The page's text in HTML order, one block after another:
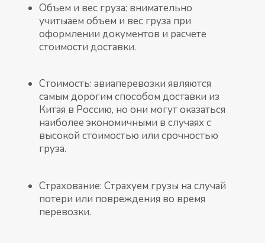
Объем и вес груза: внимательно
учитыаем объем и вес груза при
оформлении документов и расчете
стоимости доставки.
Стоимость: авиаперевозки являются
самым дорогим способом доставки из
Китая в Россию, но они могут оказаться
наиболее экономичными в случаях с
высокой стоимостью или срочностью
груза.
Страхование: Страхуем грузы на случай
потери или повреждения во время
перевозки.